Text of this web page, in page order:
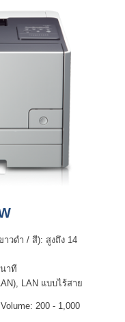
วดำ / สี): สูงถึง 14
าที
LAN แบบไร้สาย
200 - 1,000